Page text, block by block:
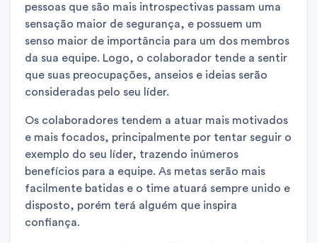
pessoas que são mais introspectivas passam uma
sensação maior de segurança, e possuem um
senso maior de importância para um dos membros
da sua equipe. Logo, o colaborador tende a sentir
que suas preocupações, anseios e ideias serão
consideradas pelo seu líder.
Os colaboradores tendem a atuar mais motivados
e mais focados, principalmente por tentar seguir o
exemplo do seu líder, trazendo inúmeros
benefícios para a equipe. As metas serão mais
facilmente batidas e o time atuará sempre unido e
disposto, porém terá alguém que inspira
confiança.